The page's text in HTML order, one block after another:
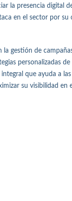
la presencia digital
en el sector por
gestión de
personalizadas
que ayuda a
su visibilidad en